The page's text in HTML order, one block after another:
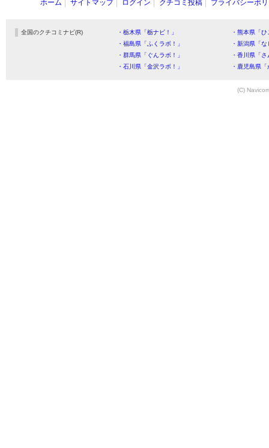
ホーム サイトマップ ログイン クチコミ投稿 プライバシーポ
全国のクチコミナビ(R) ・栃木県「栃ナビ！」
・熊本県「
・福島県「ふくラボ！」
・新潟県「
・群馬県「ぐんラボ！」
・香川県「
・石川県「金沢ラボ！」
・鹿児島県
(C)